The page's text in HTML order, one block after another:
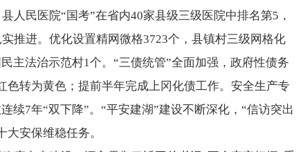
人民医院“国考”在省内40家县级三级医院中排名第5，
推进。优化设置精网微格3723个，县镇村三级网格化
主法治示范村1个。“三债统管”全面加强，政府性债务
色转为黄色；提前半年完成上冈化债工作。安全生产专
续7年“双下降”。“平安建湖”建设不断深化，“信访突出
安保维稳任务。